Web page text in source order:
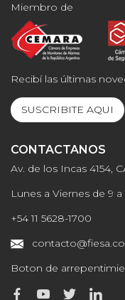
Miembro de
Recibí las últimas
SUSCRIBITE AQUI
CONTACTANOS
Av. de los Incas 4154,
Lunes a Viernes de 9 a
+54 11 5628-1700
Boton de